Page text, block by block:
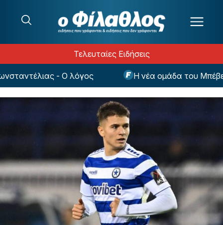
Τελευταίες Ειδήσεις
- Ο λόγος Η νέα ομάδα του